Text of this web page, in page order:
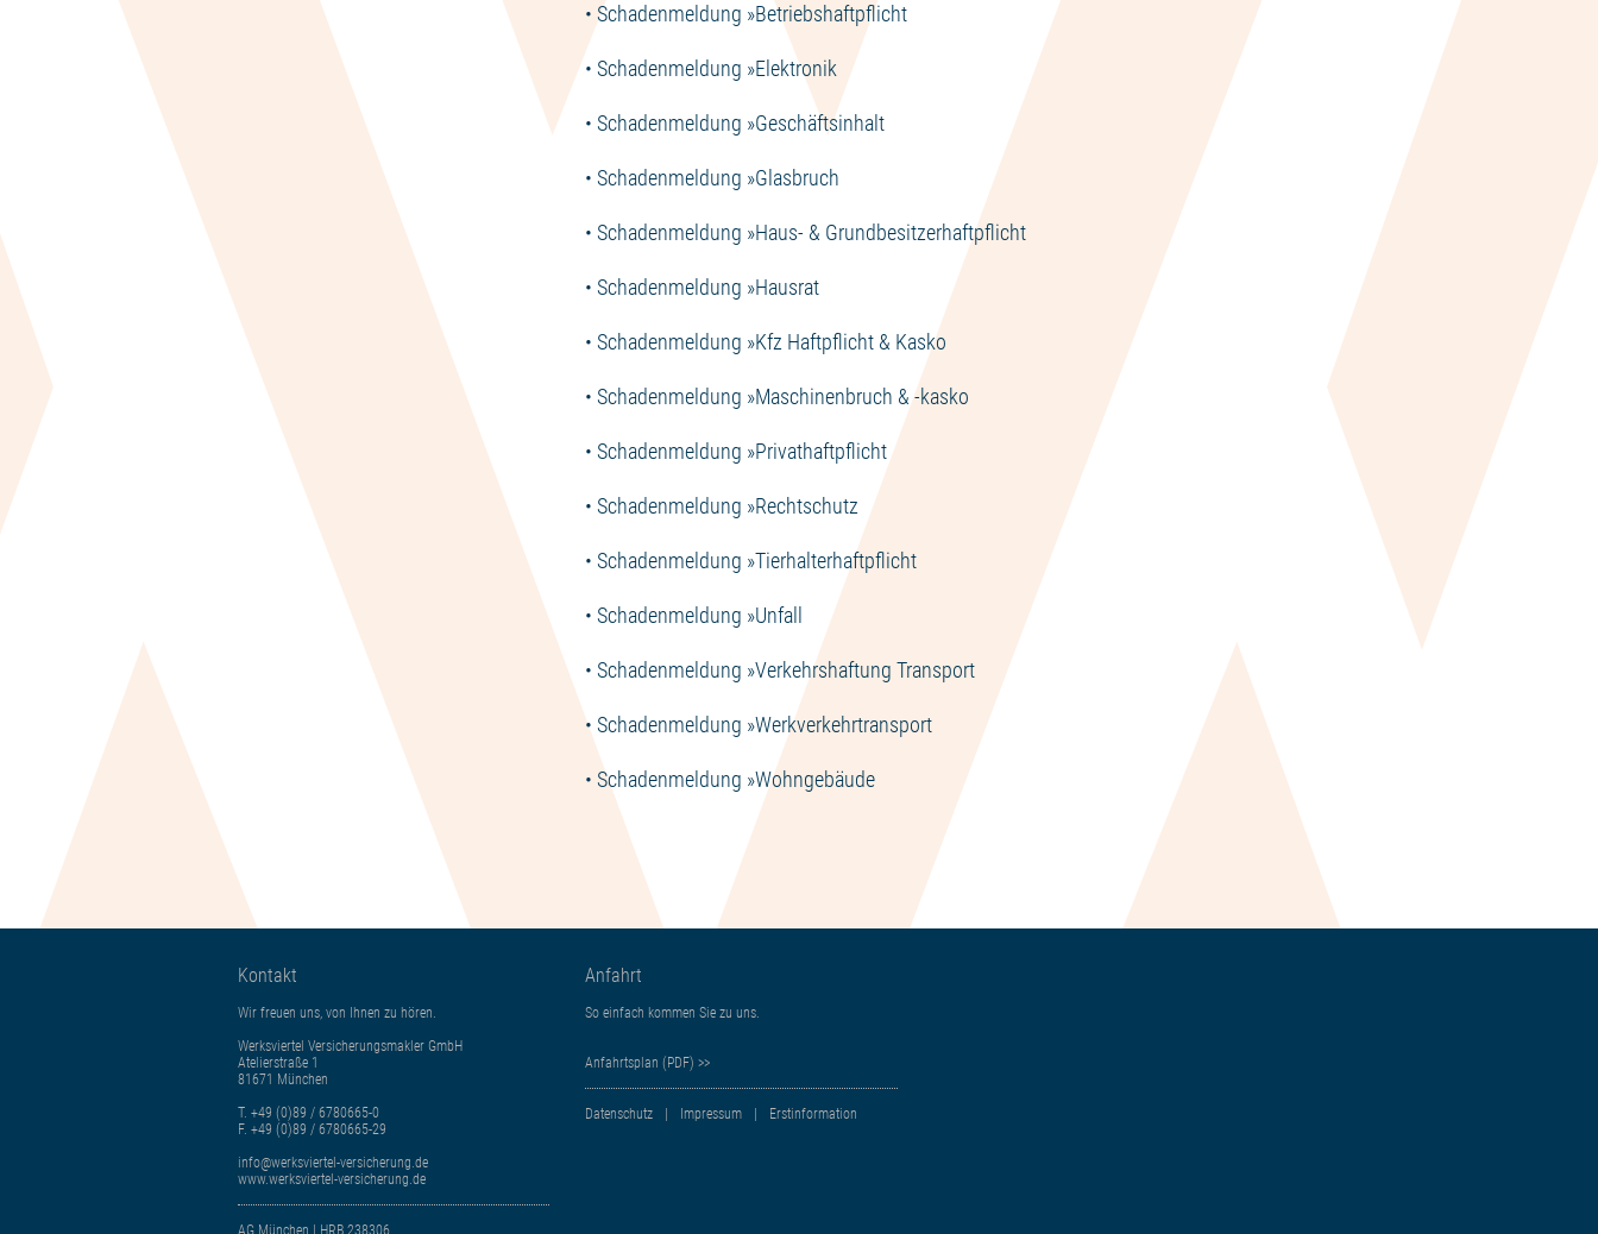
• Schadenmeldung »Betriebshaftpflicht
• Schadenmeldung »Elektronik
• Schadenmeldung »Geschäftsinhalt
• Schadenmeldung »Glasbruch
• Schadenmeldung »Haus- & Grundbesitzerhaftpflicht
• Schadenmeldung »Hausrat
• Schadenmeldung »Kfz Haftpflicht & Kasko
• Schadenmeldung »Maschinenbruch & -kasko
• Schadenmeldung »Privathaftpflicht
• Schadenmeldung »Rechtschutz
• Schadenmeldung »Tierhalterhaftpflicht
• Schadenmeldung »Unfall
• Schadenmeldung »Verkehrshaftung Transport
• Schadenmeldung »Werkverkehrtransport
• Schadenmeldung »Wohngebäude
Kontakt
Wir freuen uns, von Ihnen zu hören.
Werksviertel Versicherungsmakler GmbH
Atelierstraße 1
81671 München
T. +49 (0)89 / 6780665-0
F. +49 (0)89 / 6780665-29
info@werksviertel-versicherung.de
www.werksviertel-versicherung.de
Anfahrt
So einfach kommen Sie zu uns.
Anfahrtsplan (PDF) >>
Datenschutz Impressum Erstinformation